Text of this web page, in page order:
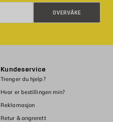
OVERVÅKE
Kundeservice
Trenger du hjelp?
Hvor er bestillingen min?
Reklamasjon
Retur & angrerett